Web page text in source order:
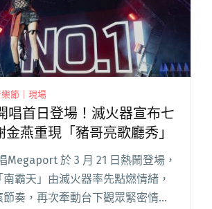
節｜現場
唱首日登場！滅火器宣布七
燕重現「豬哥亮歌廳秀」
Megaport 於 3 月 21 日熱鬧登場，
霸天」由滅火器率先點燃情緒，
奏，再次牽動台下觀眾緊密情